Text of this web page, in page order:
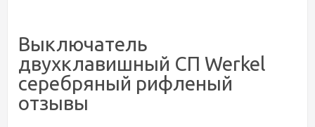
Выключатель
двухклавишный СП Werkel
серебряный рифленый
отзывы